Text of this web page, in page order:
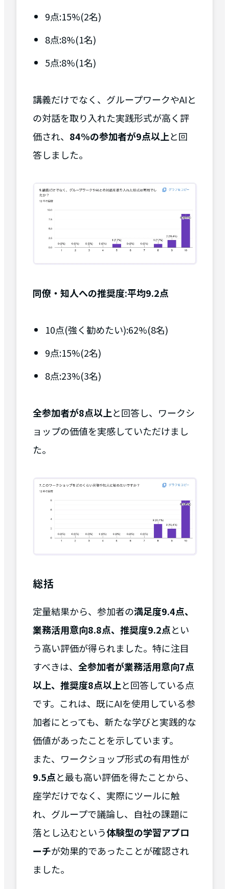
9点:15%(2名)
8点:8%(1名)
5点:8%(1名)
講義だけでなく、グループワークやAIと
の対話を取り入れた実践形式が高く評
価され、 84%の参加者が9点以上と回
答しました。
同僚・知人への推奨度:平均9.2点
10点(強く勧めたい):62%(8名)
9点:15%(2名)
8点:23%(3名)
全参加者が8点以上と回答し、ワークシ
ョップの価値を実感していただけまし
た。
総括
定量結果から、参加者の満足度9.4点、
業務活用意向8.8点、推奨度9.2点とい
う高い評価が得られました。特に注目
すべきは、 全参加者が業務活用意向7点
以上、推奨度8点以上と回答している点
です。これは、既にAIを使用している参
加者にとっても、新たな学びと実践的な
価値があったことを示しています。
また、ワークショップ形式の有用性が
9.5点と最も高い評価を得たことから、
座学だけでなく、実際にツールに触
れ、グループで議論し、自社の課題に
落とし込むという体験型の学習アプロ
ーチが効果的であったことが確認され
ました。